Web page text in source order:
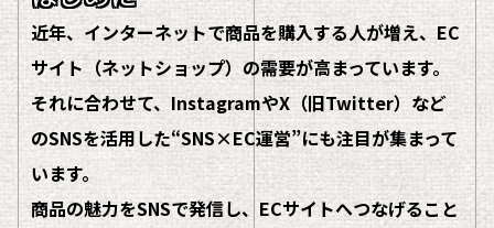
近年、インターネットで商品を購入する人が増え、EC
サイト（ネットショップ）の需要が高まっています。
それに合わせて、InstagramやX（旧Twitter）など
のSNSを活用した“SNS×EC運営”にも注目が集まって
います。
商品の魅力をSNSで発信し、ECサイトへつなげること